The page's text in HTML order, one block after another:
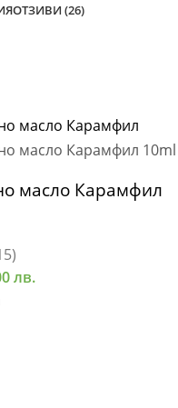
ОТЗИВИ (26)
масло Карамфил
лв.